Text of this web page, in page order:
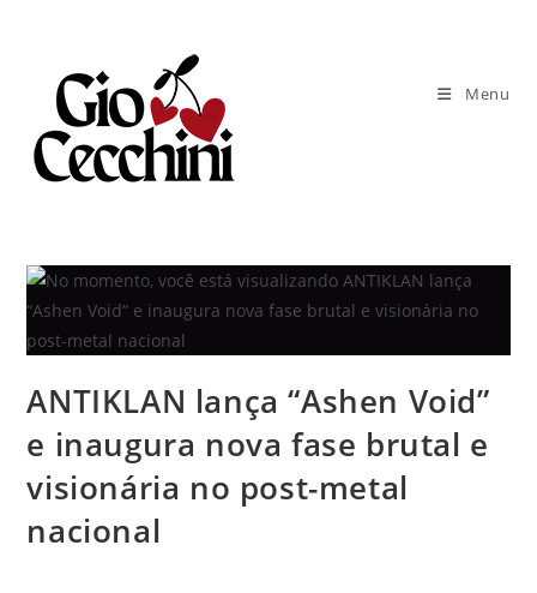
conteúdo
Menu
ANTIKLAN lança “Ashen Void”
e inaugura nova fase brutal e
visionária no post-metal
nacional